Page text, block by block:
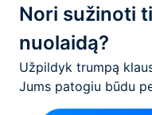
Nori sužinoti
nuolaidą?
Užpildyk trumpą
Jums patogiu būdu